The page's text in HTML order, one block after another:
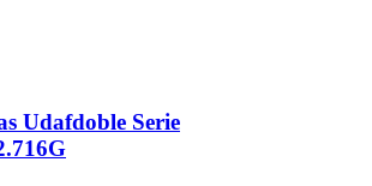
Udafdoble Serie